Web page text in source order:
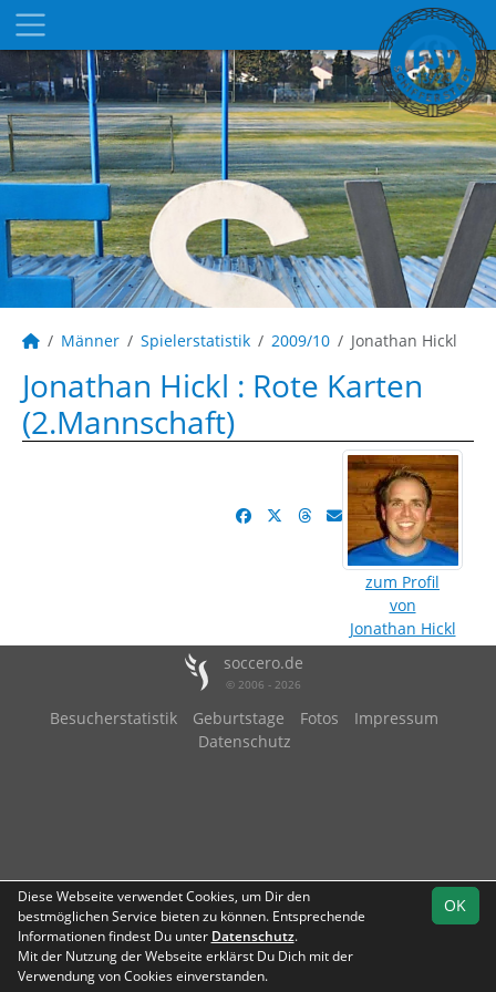
Männer Spielerstatistik 2009/10 Jonathan Hickl
Jonathan Hickl : Rote Karten
(2.Mannschaft)
zum Profil
von
Jonathan Hickl
soccero.de
© 2006 - 2026
Besucherstatistik Geburtstage Fotos
Impressum
Datenschutz
OK
Diese Webseite verwendet Cookies, um Dir den
bestmöglichen Service bieten zu können. Entsprechende
Informationen findest Du unter Datenschutz.
Mit der Nutzung der Webseite erklärst Du Dich mit der
Verwendung von Cookies einverstanden.